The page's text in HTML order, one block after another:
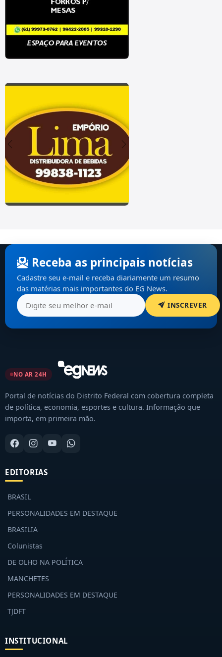
Receba as principais notícias
Cadastre seu e-mail e receba diariamente um resumo
das matérias mais importantes do EG News.
INSCREVER
NO AR 24H
Portal de notícias do Distrito Federal com cobertura completa
de política, economia, esportes e cultura. Informação que
importa, em primeira mão.
EDITORIAS
BRASIL
PERSONALIDADES EM DESTAQUE
BRASILIA
Colunistas
DE OLHO NA POLÍTICA
MANCHETES
PERSONALIDADES EM DESTAQUE
TJDFT
INSTITUCIONAL